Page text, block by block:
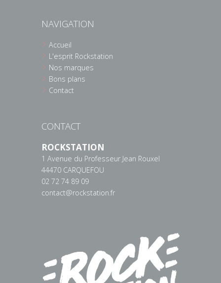
NAVIGATION
Accueil
L'esprit Rockstation
Nos marques
Bons plans
Contact
CONTACT
ROCKSTATION
1 Avenue du Professeur Jean Rouxel
44470 CARQUEFOU
02 72 74 89 09
contact@rockstation.fr